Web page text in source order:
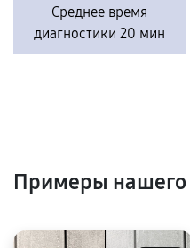
Среднее время
диагностики 20 мин
Примеры нашего